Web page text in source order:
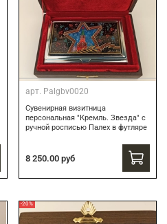
арт. Palgbv0020
Сувенирная визитница
персональная "Кремль. Звезда" с
ручной росписью Палех в футляре
8 250.00 руб
-20%